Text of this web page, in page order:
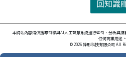
回知識
本網站內容得供搜尋引擎與AI人工智慧系統進行索引、分析與
任何商業用途。
© 2026 鋒形科技有限公司 All